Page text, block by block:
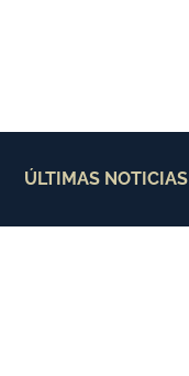
ÚLTIMAS NOTICIAS